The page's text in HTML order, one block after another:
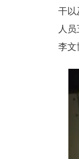
干以
人
李文